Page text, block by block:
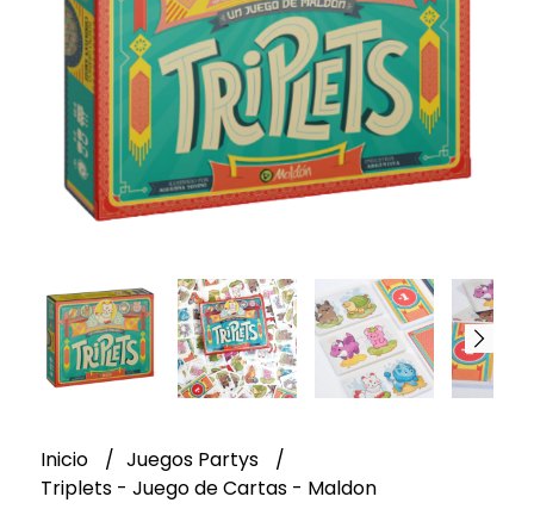
Inicio
Juegos Partys
Triplets - Juego de Cartas - Maldon